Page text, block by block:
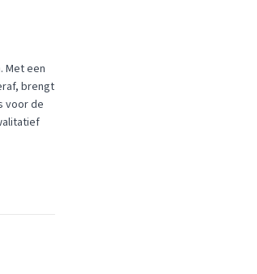
Met een
brengt
voor de